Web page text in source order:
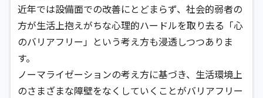
近年では設備面での改善にとどまらず、社会的弱者の
方が生活上抱えがちな心理的ハードルを取り去る「心
のバリアフリー」という考え方も浸透しつつありま
す。
ノーマライゼーションの考え方に基づき、生活環境上
のさまざまな障壁をなくしていくことがバリアフリー